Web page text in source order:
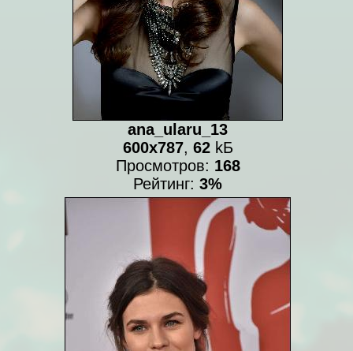
ana_ularu_13
600x787, 62kБ
Просмотров: 168
Рейтинг: 3%